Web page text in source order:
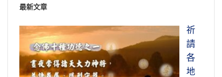
最新文章
祈
請
各
地